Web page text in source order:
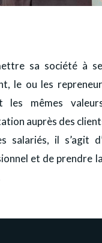
sa société à
le ou les
les mêmes
auprès des
salariés, il s’agit
et de prendre